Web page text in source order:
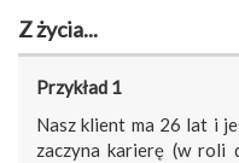
Z życia...
Przykład 1
Nasz klient ma 26 lat i
zaczyna karierę (w roli